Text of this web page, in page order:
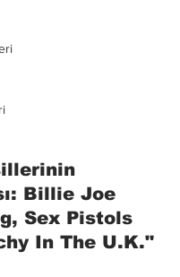
Billie Joe
Sex Pistols
In The U.K."